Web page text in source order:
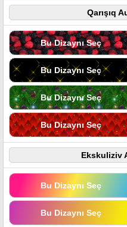
Qarışıq
Bu Dizaynı Seç
Bu Dizaynı Seç
Bu Dizaynı Seç
Bu Dizaynı Seç
Ekskuliziv
Bu Dizaynı Seç
Bu Dizaynı Seç